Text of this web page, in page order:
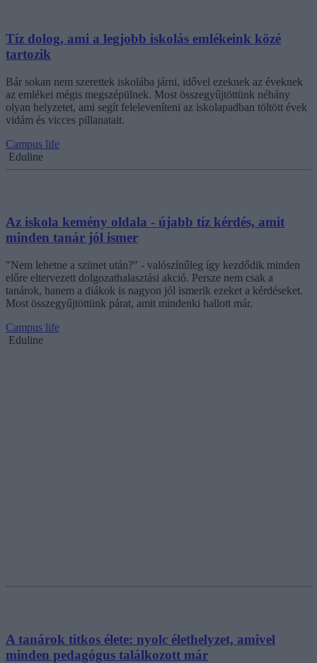
Tíz dolog, ami a legjobb iskolás emlékeink közé
tartozik
Bár sokan nem szerettek iskolába járni, idővel ezeknek az éveknek
az emlékei mégis megszépülnek. Most összegyűjtöttünk néhány
olyan helyzetet, ami segít feleleveníteni az iskolapadban töltött évek
vidám és vicces pillanatait.
Campus life
Eduline
Az iskola kemény oldala - újabb tíz kérdés, amit
minden tanár jól ismer
"Nem lehetne a szünet után?" - valószínűleg így kezdődik minden
előre eltervezett dolgozathalasztási akció. Persze nem csak a
tanárok, hanem a diákok is nagyon jól ismerik ezeket a kérdéseket.
Most összegyűjtöttünk párat, amit mindenki hallott már.
Campus life
Eduline
A tanárok titkos élete: nyolc élethelyzet, amivel
minden pedagógus találkozott már